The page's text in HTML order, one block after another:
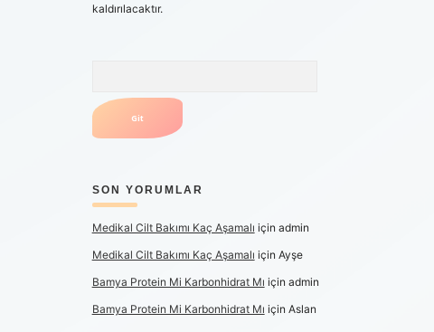
kaldırılacaktır.
SON YORUMLAR
Medikal Cilt Bakımı Kaç Aşamalı için admin
Medikal Cilt Bakımı Kaç Aşamalı için Ayşe
Bamya Protein Mi Karbonhidrat Mı için admin
Bamya Protein Mi Karbonhidrat Mı için Aslan